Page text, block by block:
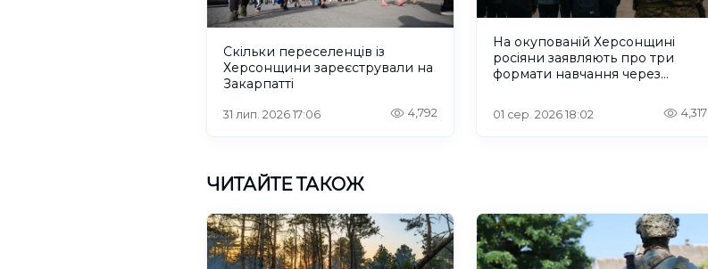
Скільки переселенців із
Херсонщини зареєстрували на
Закарпатті
31 лип. 2026 17:06 4,792
На окупованій Херсонщині
росіяни заявляють про три
формати навчання через
01 сер. 2026 18:02 4,317
ЧИТАЙТЕ ТАКОЖ